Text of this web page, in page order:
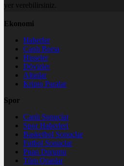
yer verebilirsiniz.
Ekonomi
Haberler
Canlı Borsa
Hisseler
Dövizler
Altınlar
Kripto Paralar
Spor
Canlı Sonuçlar
Spor Haberleri
Basketbol Sonuçlar
Futbol Sonuçlar
Puan Durumu
Tüm Oranlar